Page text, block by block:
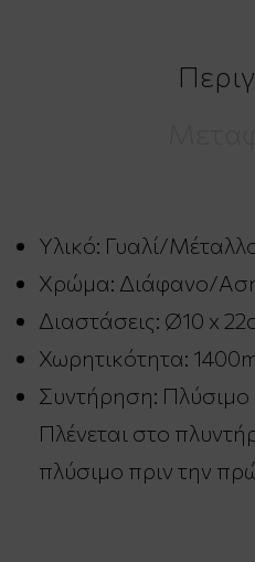
Υλικό: Γυαλί/
Χρώμα: Διάφανο/
Διαστάσεις: Ø10 x
Χωρητικότητα:
Συντήρηση: Πλύσιμο
Πλένεται στο
πλύσιμο πριν την